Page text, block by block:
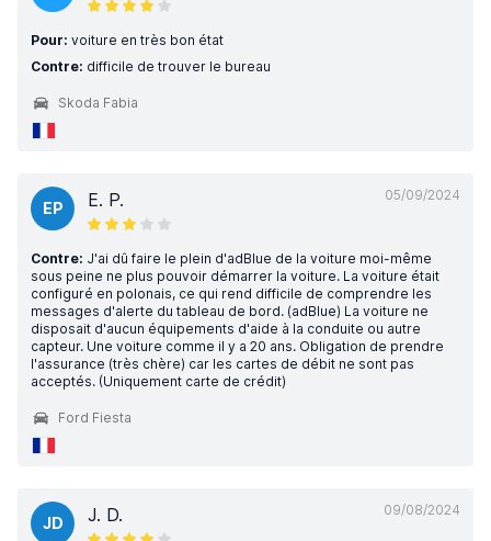
Pour: voiture en très bon état
Contre: difficile de trouver le bureau
Skoda Fabia
05/09/2024
EP E. P.
Contre: J'ai dû faire le plein d'adBlue de la voiture moi-même
sous peine ne plus pouvoir démarrer la voiture. La voiture était
configuré en polonais, ce qui rend difficile de comprendre les
messages d'alerte du tableau de bord. (adBlue) La voiture ne
disposait d'aucun équipements d'aide à la conduite ou autre
capteur. Une voiture comme il y a 20 ans. Obligation de prendre
l'assurance (très chère) car les cartes de débit ne sont pas
acceptés. (Uniquement carte de crédit)
Ford Fiesta
09/08/2024
JD J. D.